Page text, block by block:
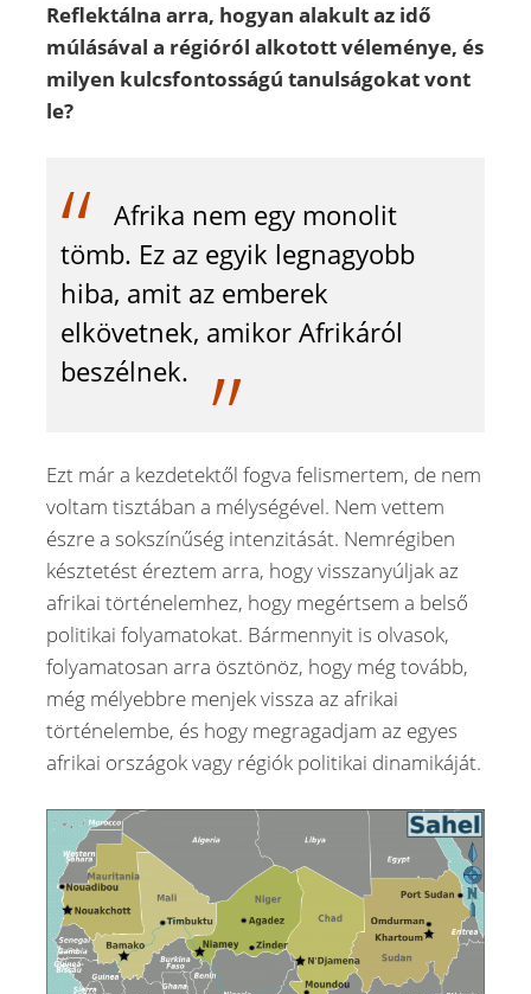
Reflektálna arra, hogyan alakult az idő
múlásával a régióról alkotott véleménye, és
milyen kulcsfontosságú tanulságokat vont
le?
Afrika nem egy monolit
tömb. Ez az egyik legnagyobb
hiba, amit az emberek
elkövetnek, amikor Afrikáról
beszélnek.
Ezt már a kezdetektől fogva felismertem, de nem
voltam tisztában a mélységével. Nem vettem
észre a sokszínűség intenzitását. Nemrégiben
késztetést éreztem arra, hogy visszanyúljak az
afrikai történelemhez, hogy megértsem a belső
politikai folyamatokat. Bármennyit is olvasok,
folyamatosan arra ösztönöz, hogy még tovább,
még mélyebbre menjek vissza az afrikai
történelembe, és hogy megragadjam az egyes
afrikai országok vagy régiók politikai dinamikáját.